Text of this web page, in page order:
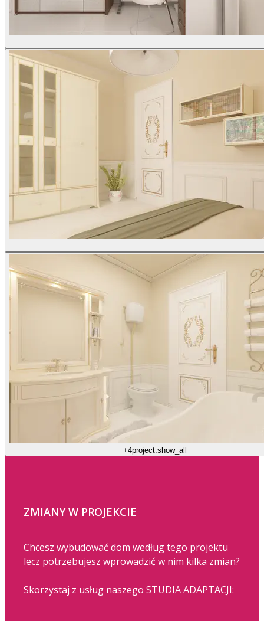
+4project.show_all
ZMIANY W PROJEKCIE
Chcesz wybudować dom według tego projektu
lecz potrzebujesz wprowadzić w nim kilka zmian?
Skorzystaj z usług naszego STUDIA ADAPTACJI: